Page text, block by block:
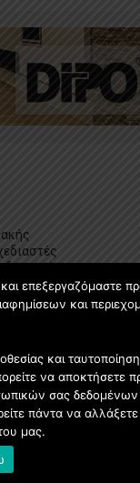
επεξεργαζόμαστε
και
και
να αποκτήσετε
σας
πάντα να
μας.